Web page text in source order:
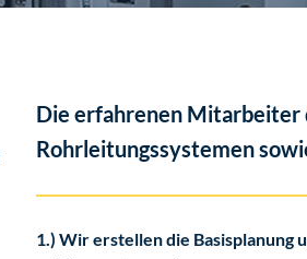
Die erfahrenen Mitarbeiter
Rohrleitungssystemen
1.) Wir erstellen die Basisplanung